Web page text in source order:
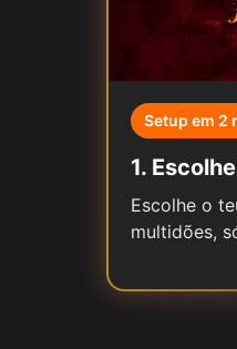
Setup em 2
1.
Escolhe o
multidões,